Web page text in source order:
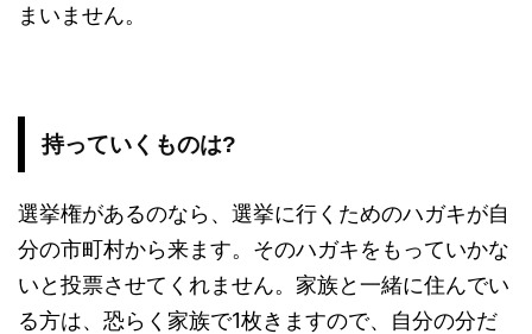
まいません。
持っていくものは?
選挙権があるのなら、選挙に行くためのハガキが自
分の市町村から来ます。そのハガキをもっていかな
いと投票させてくれません。家族と一緒に住んでい
る方は、恐らく家族で1枚きますので、自分の分だ